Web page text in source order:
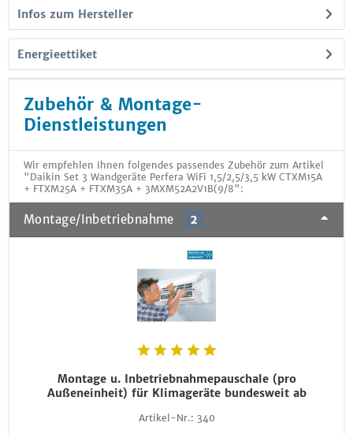
Infos zum Hersteller
Energieettiket
Zubehör & Montage-
Dienstleistungen
Wir empfehlen Ihnen folgendes passendes Zubehör zum Artikel
"Daikin Set 3 Wandgeräte Perfera WiFi 1,5/2,5/3,5 kW CTXM15A
+ FTXM25A + FTXM35A + 3MXM52A2V1B(9/8":
Montage/Inbetriebnahme 2
Montage u. Inbetriebnahmepauschale (pro
Außeneinheit) für Klimageräte bundesweit ab
Artikel-Nr.: 340